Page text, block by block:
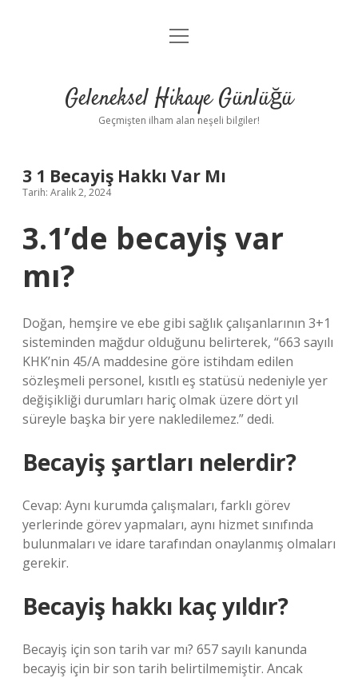
Anasayfa
Yasal Uyarı
menüyü
Geleneksel Hikaye Günlüğü
Geçmişten ilham alan neşeli bilgiler!
3 1 Becayiş Hakkı Var Mı
Tarih: Aralık 2, 2024
3.1’de becayiş var
mı?
Doğan, hemşire ve ebe gibi sağlık çalışanlarının 3+1
sisteminden mağdur olduğunu belirterek, “663 sayılı
KHK’nin 45/A maddesine göre istihdam edilen
sözleşmeli personel, kısıtlı eş statüsü nedeniyle yer
değişikliği durumları hariç olmak üzere dört yıl
süreyle başka bir yere nakledilemez.” dedi.
Becayiş şartları nelerdir?
Cevap: Aynı kurumda çalışmaları, farklı görev
yerlerinde görev yapmaları, aynı hizmet sınıfında
bulunmaları ve idare tarafından onaylanmış olmaları
gerekir.
Becayiş hakkı kaç yıldır?
Becayiş için son tarih var mı? 657 sayılı kanunda
becayiş için bir son tarih belirtilmemiştir. Ancak